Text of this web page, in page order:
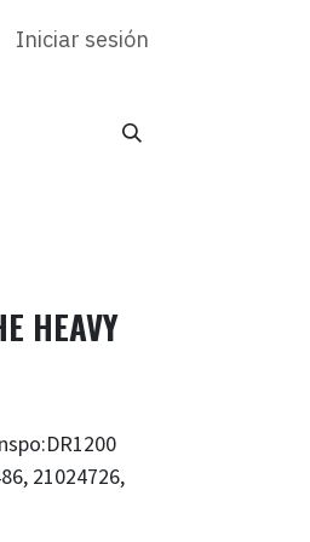
al cliente HR
Iniciar sesión
HEAVY
21024726,